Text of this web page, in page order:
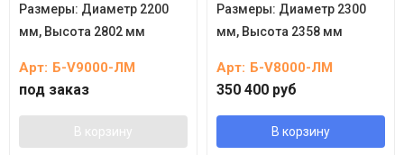
Размеры: Диаметр 2200
мм, Высота 2802 мм
Арт: Б-V9000-ЛМ
под заказ
В корзину
Размеры: Диаметр 2300
мм, Высота 2358 мм
Арт: Б-V8000-ЛМ
350 400 руб
В корзину